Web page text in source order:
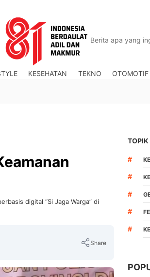
KESEHATAN TEKNO OTOMOTIF
digital “Si Jaga Warga” di
Share
TOPIK
#
#
#
#
#